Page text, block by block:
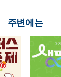
주변에는